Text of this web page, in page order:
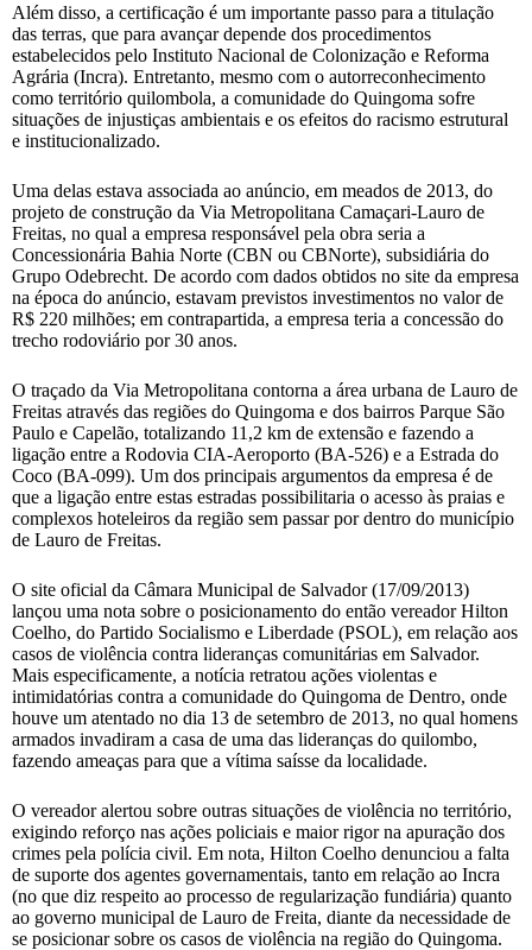
Além disso, a certificação é um importante passo para a titulação
das terras, que para avançar depende dos procedimentos
estabelecidos pelo Instituto Nacional de Colonização e Reforma
Agrária (Incra). Entretanto, mesmo com o autorreconhecimento
como território quilombola, a comunidade do Quingoma sofre
situações de injustiças ambientais e os efeitos do racismo estrutural
e institucionalizado.
Uma delas estava associada ao anúncio, em meados de 2013, do
projeto de construção da Via Metropolitana Camaçari-Lauro de
Freitas, no qual a empresa responsável pela obra seria a
Concessionária Bahia Norte (CBN ou CBNorte), subsidiária do
Grupo Odebrecht. De acordo com dados obtidos no site da empresa
na época do anúncio, estavam previstos investimentos no valor de
R$ 220 milhões; em contrapartida, a empresa teria a concessão do
trecho rodoviário por 30 anos.
O traçado da Via Metropolitana contorna a área urbana de Lauro de
Freitas através das regiões do Quingoma e dos bairros Parque São
Paulo e Capelão, totalizando 11,2 km de extensão e fazendo a
ligação entre a Rodovia CIA-Aeroporto (BA-526) e a Estrada do
Coco (BA-099). Um dos principais argumentos da empresa é de
que a ligação entre estas estradas possibilitaria o acesso às praias e
complexos hoteleiros da região sem passar por dentro do município
de Lauro de Freitas.
O site oficial da Câmara Municipal de Salvador (17/09/2013)
lançou uma nota sobre o posicionamento do então vereador Hilton
Coelho, do Partido Socialismo e Liberdade (PSOL), em relação aos
casos de violência contra lideranças comunitárias em Salvador.
Mais especificamente, a notícia retratou ações violentas e
intimidatórias contra a comunidade do Quingoma de Dentro, onde
houve um atentado no dia 13 de setembro de 2013, no qual homens
armados invadiram a casa de uma das lideranças do quilombo,
fazendo ameaças para que a vítima saísse da localidade.
O vereador alertou sobre outras situações de violência no território,
exigindo reforço nas ações policiais e maior rigor na apuração dos
crimes pela polícia civil. Em nota, Hilton Coelho denunciou a falta
de suporte dos agentes governamentais, tanto em relação ao Incra
(no que diz respeito ao processo de regularização fundiária) quanto
ao governo municipal de Lauro de Freita, diante da necessidade de
se posicionar sobre os casos de violência na região do Quingoma.